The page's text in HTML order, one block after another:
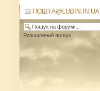
ПОШТА@LUBIN.IN.UA
Розширений пошук